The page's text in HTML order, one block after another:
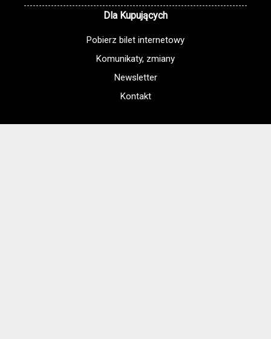
Dla Kupujących
Pobierz bilet internetowy
Komunikaty, zmiany
Newsletter
Kontakt